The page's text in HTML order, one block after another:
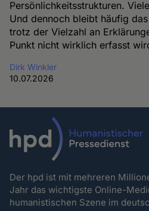
Persönlichkeitsstrukturen.
Und dennoch bleibt häufig
trotz der Vielzahl an
Punkt nicht wirklich erfasst
Dirk Winkler
10.07.2026
Der hpd ist mit mehreren
Jahr das wichtigste Online-
humanistischen Szene im